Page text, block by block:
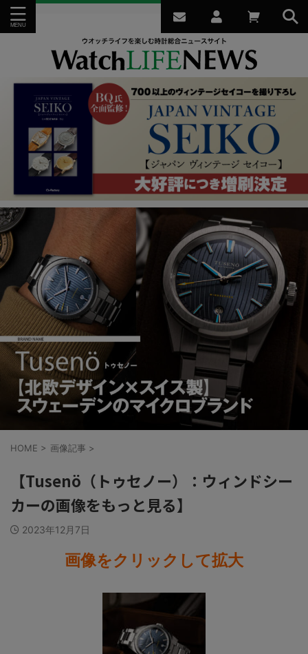
HOME > 画像記事 >
【Tusenö（トゥセノー）：ウィンドシー
カーの画像をもっと見る】
2023年12月7日
画像をクリックして拡大